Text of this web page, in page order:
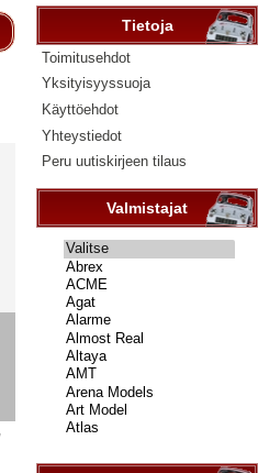
Tietoja
Toimitusehdot
Yksityisyyssuoja
Käyttöehdot
Yhteystiedot
Peru uutiskirjeen tilaus
Valmistajat
Valitse
...